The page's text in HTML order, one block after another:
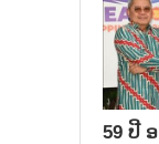
59 ປີ